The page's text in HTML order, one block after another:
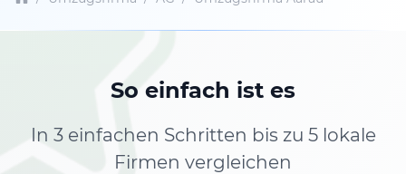
So einfach ist es
In 3 einfachen Schritten bis zu 5 lokale
Firmen vergleichen